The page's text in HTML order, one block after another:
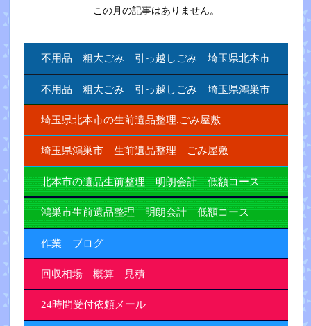
この月の記事はありません。
不用品 粗大ごみ 引っ越しごみ 埼玉県北本市
不用品 粗大ごみ 引っ越しごみ 埼玉県鴻巣市
埼玉県北本市の生前遺品整理.ごみ屋敷
埼玉県鴻巣市 生前遺品整理 ごみ屋敷
北本市の遺品生前整理 明朗会計 低額コース
鴻巣市生前遺品整理 明朗会計 低額コース
作業 ブログ
回収相場 概算 見積
24時間受付依頼メール